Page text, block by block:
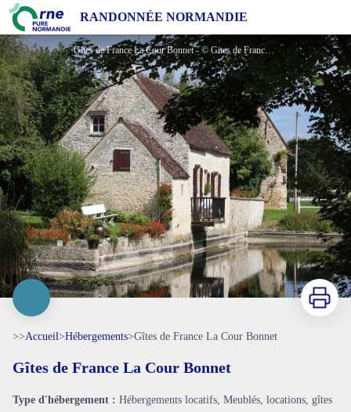
RANDONNÉE NORMANDIE
Gîtes de France La Cour Bonnet
Gîtes de France La Cour Bonnet - © Gites de France Orne
Imprimer
>>Accueil>Hébergements>Gîtes de France La Cour Bonnet
Gîtes de France La Cour Bonnet
Type d'hébergement : Hébergements locatifs, Meublés, locations, gîtes